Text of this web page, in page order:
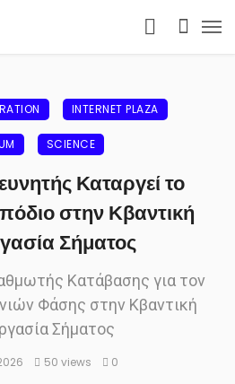
INTERNET PLAZA
SCIENCE
Καταργεί το
στην Κβαντική
Σήματος
Κατάβασης για τον
Φάσης στην Κβαντική
Σήματος
50 views 0